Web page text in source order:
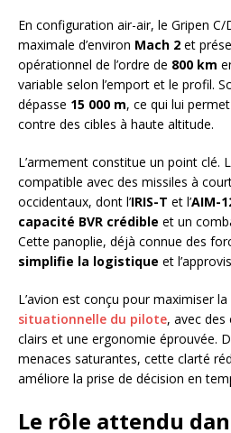
En configuration air-air, le Gripen
maximale d’environ Mach 2 et
opérationnel de l’ordre de 800 km
variable selon l’emport et le profil.
dépasse 15 000 m, ce qui lui
contre des cibles à haute altitude.
L’armement constitue un point clé.
compatible avec des missiles à
occidentaux, dont l’IRIS-T et l’AIM-
capacité BVR crédible et un
Cette panoplie, déjà connue des
simplifie la logistique et
L’avion est conçu pour maximiser la
situationnelle du pilote, avec
clairs et une ergonomie éprouvée.
menaces saturantes, cette clarté
améliore la prise de décision en
Le rôle attendu